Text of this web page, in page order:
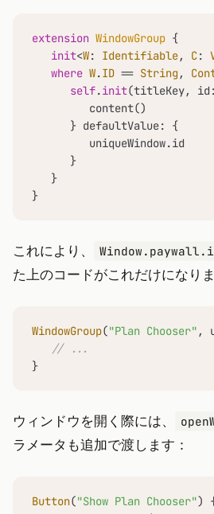
extension WindowGroup {
init<W: Identifiable, C:
where W.ID == String ,
self.init(titleKey, id:
         content()
      } defaultValue: {
         uniqueWindow.id
      }
   }
}
これにより、
た上のコードがこれだけになり
WindowGroup("Plan Chooser" ,
// ...
}
ウィンドウを開く際には、
ラメータも追加で渡します：
Button("Show Plan Chooser")